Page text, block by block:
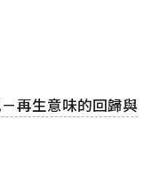
再生意味的回歸與